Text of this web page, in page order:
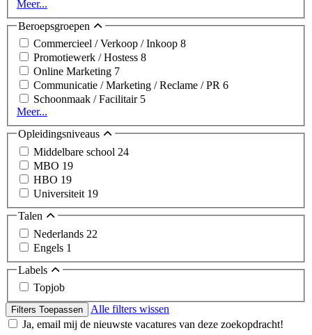
Meer...
Beroepsgroepen
Commercieel / Verkoop / Inkoop 8
Promotiewerk / Hostess 8
Online Marketing 7
Communicatie / Marketing / Reclame / PR 6
Schoonmaak / Facilitair 5
Meer...
Opleidingsniveaus
Middelbare school 24
MBO 19
HBO 19
Universiteit 19
Talen
Nederlands 22
Engels 1
Labels
Topjob
Filters Toepassen
Alle filters wissen
Ja, email mij de nieuwste vacatures van deze zoekopdracht!